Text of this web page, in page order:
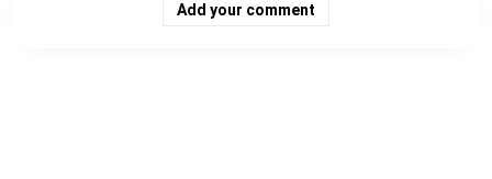
Add your comment